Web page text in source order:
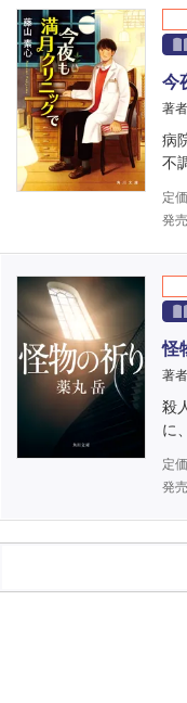
今
著
病
不
定価
発
怪
著
殺
に
定価
発